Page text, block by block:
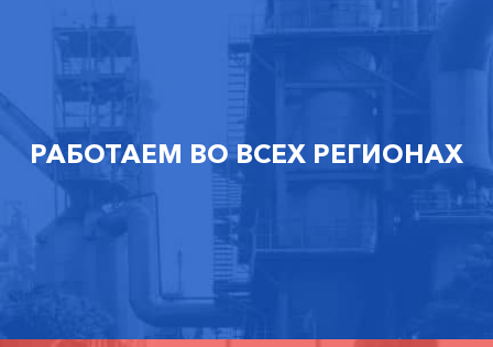
РАБОТАЕМ ВО ВСЕХ РЕГИОНАХ